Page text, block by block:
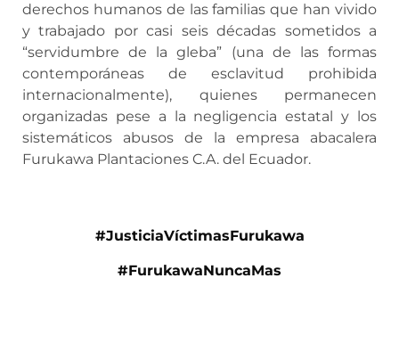
derechos humanos de las familias que han vivido
y trabajado por casi seis décadas sometidos a
“servidumbre de la gleba” (una de las formas
contemporáneas de esclavitud prohibida
internacionalmente), quienes permanecen
organizadas pese a la negligencia estatal y los
sistemáticos abusos de la empresa abacalera
Furukawa Plantaciones C.A. del Ecuador.
#JusticiaVíctimasFurukawa
#FurukawaNuncaMas